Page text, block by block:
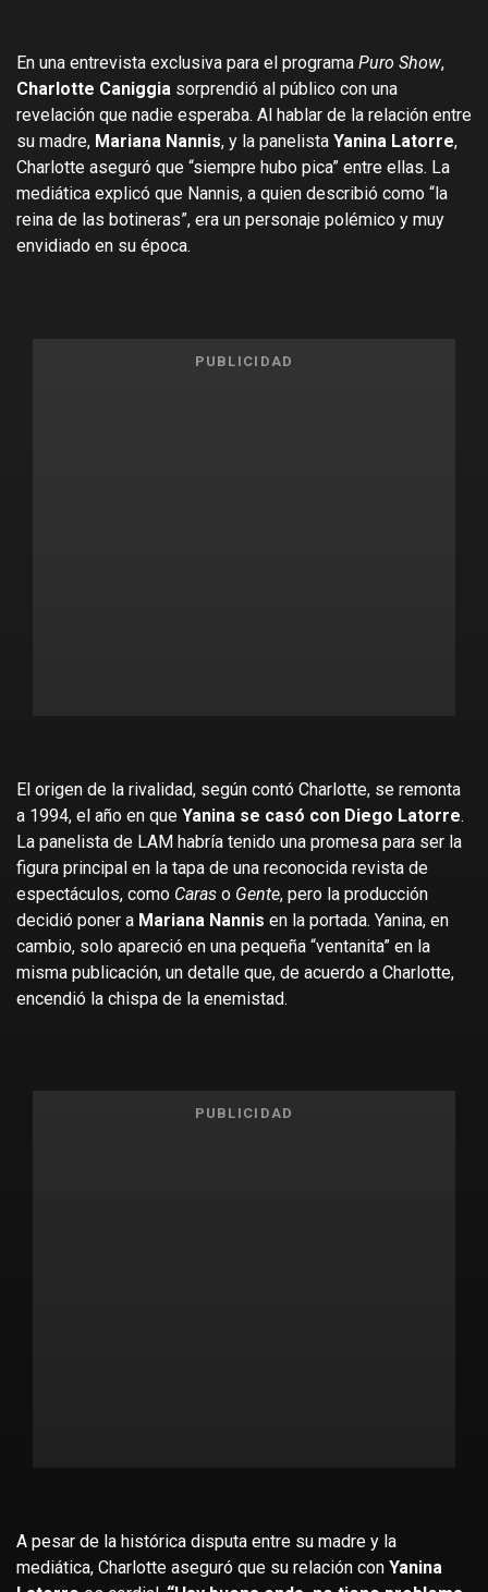
En una entrevista exclusiva para el programa Puro Show,
Charlotte Caniggia sorprendió al público con una
revelación que nadie esperaba. Al hablar de la relación entre
su madre, Mariana Nannis, y la panelista Yanina Latorre,
Charlotte aseguró que “siempre hubo pica” entre ellas. La
mediática explicó que Nannis, a quien describió como “la
reina de las botineras”, era un personaje polémico y muy
envidiado en su época.
PUBLICIDAD
El origen de la rivalidad, según contó Charlotte, se remonta
a 1994, el año en que Yanina se casó con Diego Latorre.
La panelista de LAM habría tenido una promesa para ser la
figura principal en la tapa de una reconocida revista de
espectáculos, como Caras o Gente, pero la producción
decidió poner a Mariana Nannis en la portada. Yanina, en
cambio, solo apareció en una pequeña “ventanita” en la
misma publicación, un detalle que, de acuerdo a Charlotte,
encendió la chispa de la enemistad.
PUBLICIDAD
A pesar de la histórica disputa entre su madre y la
mediática, Charlotte aseguró que su relación con Yanina